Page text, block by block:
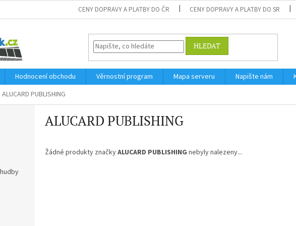
CENY DOPRAVY A PLATBY DO ČR CENY DOPRAVY A PLATBY DO SR
HLEDAT
Hodnocení obchodu Věrnostní program Mapa serveru Napište nám
ALUCARD PUBLISHING
ALUCARD PUBLISHING
Žádné produkty značkyALUCARD PUBLISHING nebyly nalezeny...